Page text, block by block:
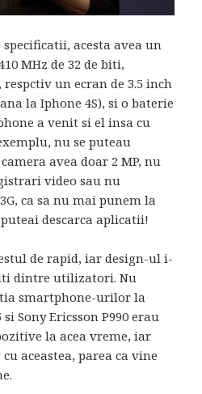
acesta avea un
MHz de 32 de biti,
respctiv un ecran de 3.5 inch
la Iphone 4S), si o baterie
a venit si el insa cu
nu se puteau
avea doar 2 MP, nu
video sau nu
ca sa nu mai punem la
descarca aplicatii!
de rapid, iar design-ul i-
dintre utilizatori. Nu
smartphone-urilor la
Sony Ericsson P990 erau
la acea vreme, iar
aceastea, parea ca vine